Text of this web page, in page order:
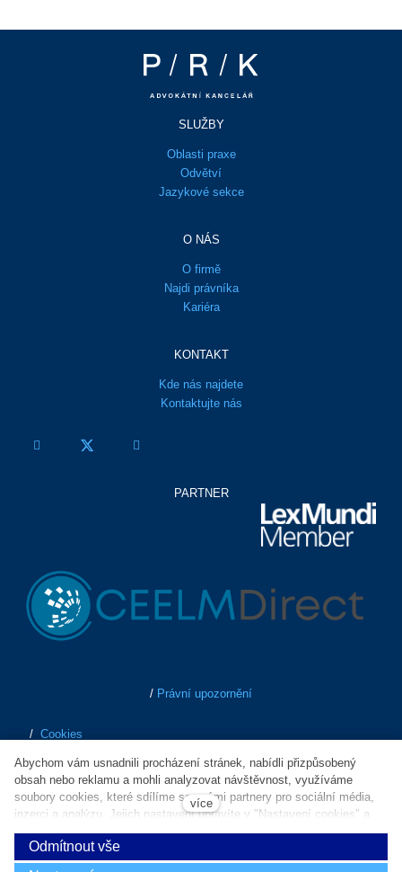
SLUŽBY
Oblasti praxe
Odvětví
Jazykové sekce
O NÁS
O firmě
Najdi právníka
Kariéra
KONTAKT
Kde nás najdete
Kontaktujte nás
PARTNER
/ Právní upozornění
/ Cookies
/ Ochrana osobních údajů
/Obchodní podmínky
Abychom vám usnadnili procházení stránek, nabídli přizpůsobený
obsah nebo reklamu a mohli analyzovat návštěvnost, využíváme
soubory cookies, které sdílíme se svými partnery pro sociální média,
inzerci a analýzu. Jejich nastavení upravíte v "Nastavení cookies" a
kdykoliv jej můžete změnit v patičce webu. Souhlasíte s používáním
cookies?
více
Odmítnout vše